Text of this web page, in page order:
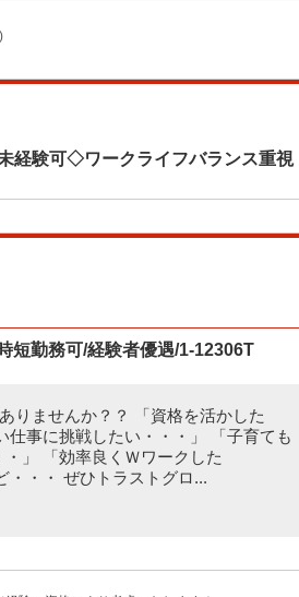
験可◇ワークライフバランス重視
勤務可/経験者優遇/1-12306T
りませんか？？ 「資格を活かした
仕事に挑戦したい・・・」 「子育ても
」 「効率良くＷワークした
・・・ ぜひトラストグロ...